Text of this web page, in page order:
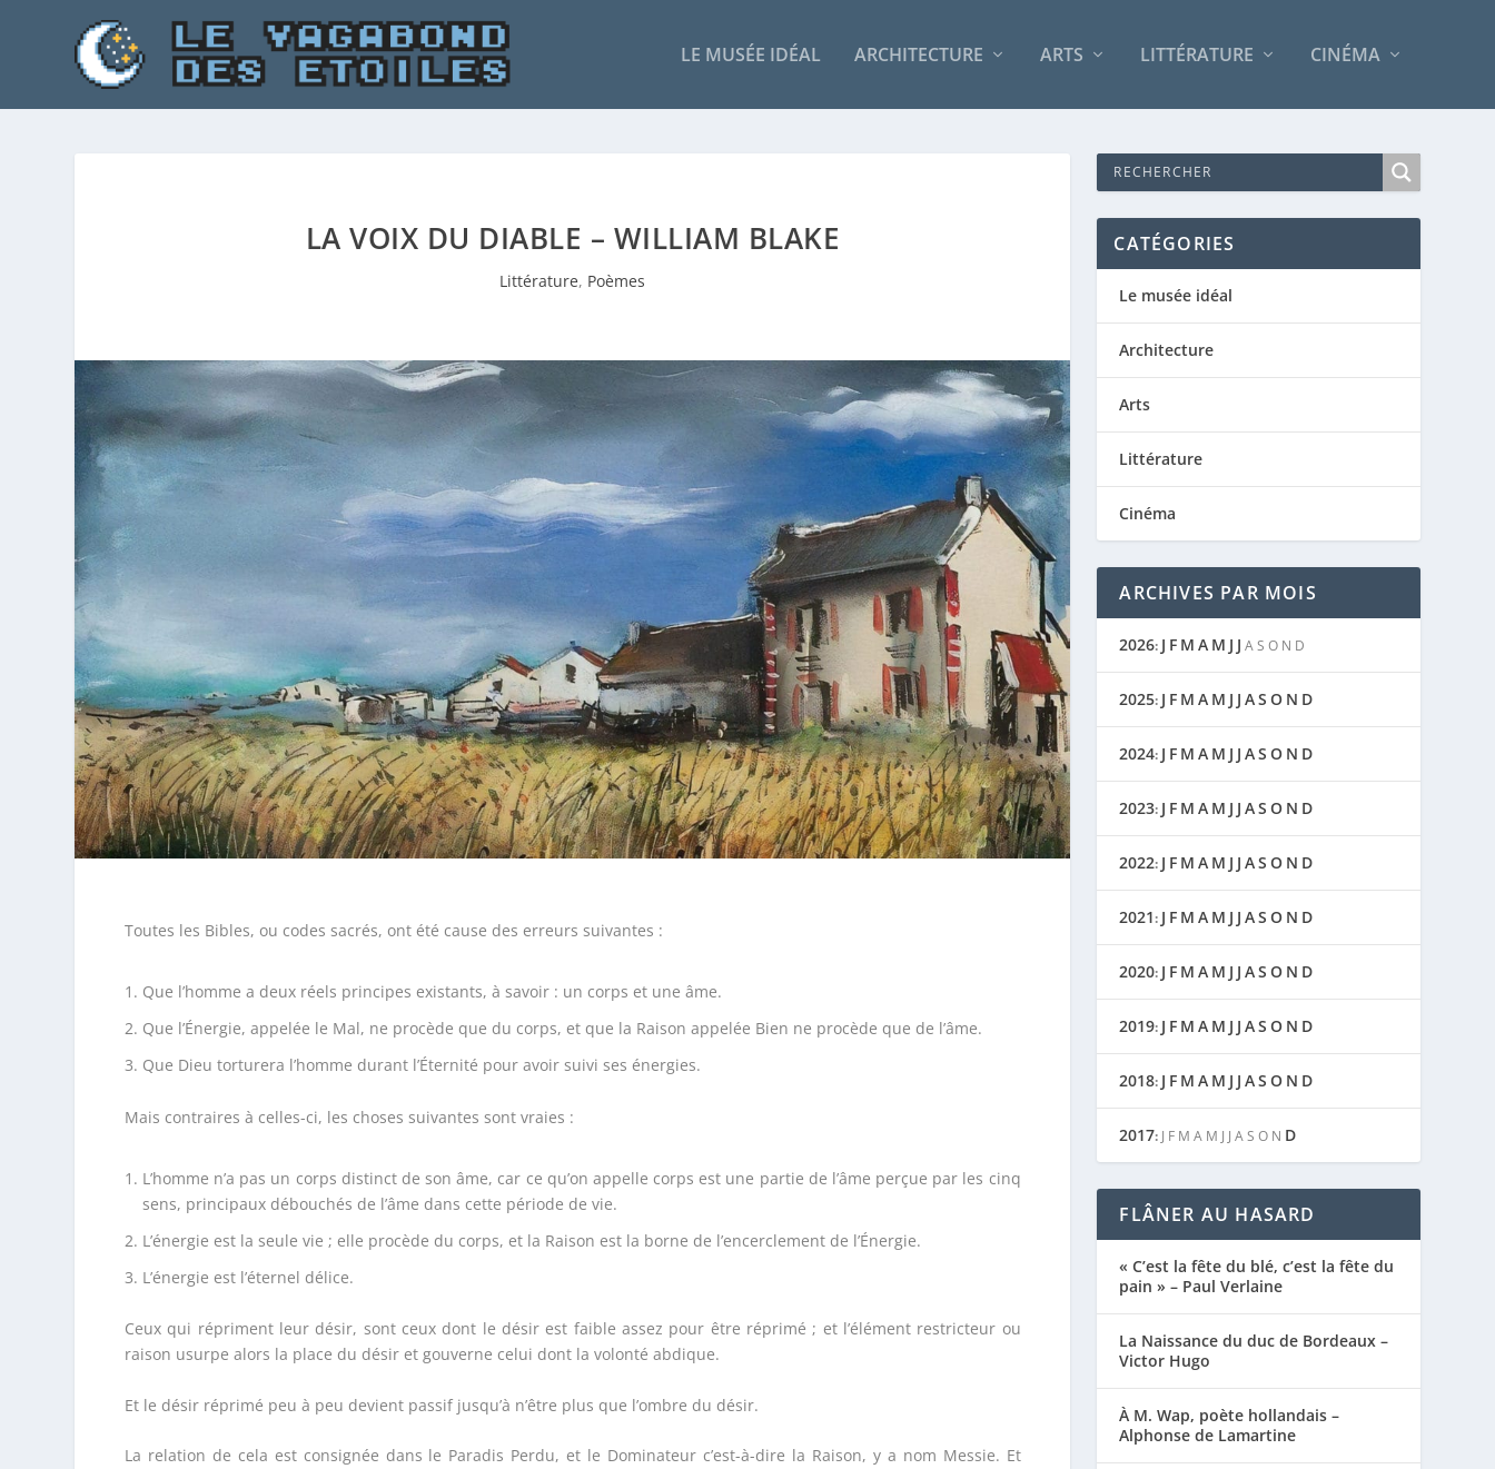
LE MUSÉE IDÉAL ARCHITECTURE ARTS LITTÉRATURE CINÉMA
LA VOIX DU DIABLE – WILLIAM BLAKE
Littérature, Poèmes
Toutes les Bibles, ou codes sacrés, ont été cause des erreurs suivantes :
Que l’homme a deux réels principes existants, à savoir : un corps et une âme.
Que l’Énergie, appelée le Mal, ne procède que du corps, et que la Raison appelée Bien ne procède que de l’âme.
Que Dieu torturera l’homme durant l’Éternité pour avoir suivi ses énergies.
Mais contraires à celles-ci, les choses suivantes sont vraies :
L’homme n’a pas un corps distinct de son âme, car ce qu’on appelle corps est une partie de l’âme perçue par les cinq
sens, principaux débouchés de l’âme dans cette période de vie.
L’énergie est la seule vie ; elle procède du corps, et la Raison est la borne de l’encerclement de l’Énergie.
L’énergie est l’éternel délice.
Ceux qui répriment leur désir, sont ceux dont le désir est faible assez pour être réprimé ; et l’élément restricteur ou
raison usurpe alors la place du désir et gouverne celui dont la volonté abdique.
Et le désir réprimé peu à peu devient passif jusqu’à n’être plus que l’ombre du désir.
La relation de cela est consignée dans le Paradis Perdu, et le Dominateur c’est-à-dire la Raison, y a nom Messie. Et
CATÉGORIES
Le musée idéal
Architecture
Arts
Littérature
Cinéma
ARCHIVES PAR MOIS
2026: J F M A M J J AS O N D
2025: J F M A M J J AS O N D
2024: J F M A M J J AS O N D
2023: J F M A M J J AS O N D
2022: J F M A M J J AS O N D
2021: J F M A M J J AS O N D
2020: J F M A M J J AS O N D
2019: J F M A M J J AS O N D
2018: J F M A M J J AS O N D
2017: J F M A M J J AS O N D
FLÂNER AU HASARD
« C’est la fête du blé, c’est la fête du
pain » – Paul Verlaine
La Naissance du duc de Bordeaux –
Victor Hugo
À M. Wap, poète hollandais –
Alphonse de Lamartine